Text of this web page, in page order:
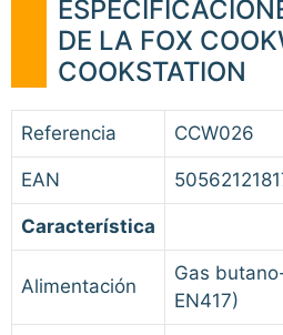
DE LA FOX
COOKSTATION
Referencia CCW026
EAN
Característica
Alimentación
Gas
EN417)